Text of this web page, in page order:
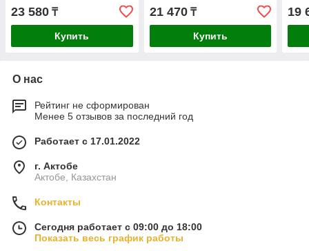
23 580 ₸
Купить
21 470₸
Купить
19
О нас
Рейтинг не сформирован
Менее 5 отзывов за последний год
Работает с 17.01.2022
г. Актобе
Актобе, Казахстан
Контакты
Сегодня работает с 09:00 до 18:00
Показать весь график работы